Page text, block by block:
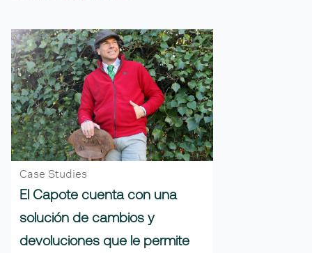
Case Studies
El Capote cuenta con una
solución de cambios y
devoluciones que le permite